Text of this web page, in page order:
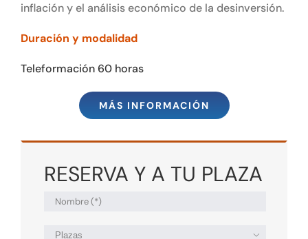
inflación y el análisis económico de la desinversión.
Duración y modalidad
Teleformación 60 horas
MÁS INFORMACIÓN
RESERVA Y A TU PLAZA
